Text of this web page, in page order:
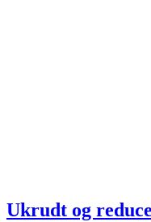
Ukrudt og